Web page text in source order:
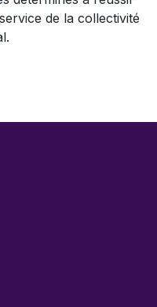
de la collectivité